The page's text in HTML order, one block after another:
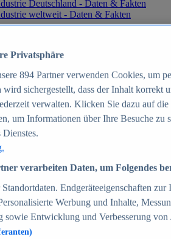
Deutschland - Daten & Fakten
weltweit - Daten & Fakten
Zum Report
- Entwicklung des Umsatzes in
2025
in Deutschland und weltweit
Top-50 Online Shops in
2024
von Online-Zahlungsverfahren in
2024
Warengruppen im Online-Handel in
2025
Privatsphäre
894Partner verwenden Cookies, um
sichergestellt, dass der Inhalt korrekt
verwalten. Klicken Sie dazu auf
um Informationen über Ihre Besuche
Dienstes.
verarbeiten Daten, um Folgendes
Endgeräteeigenschaften
Werbung und Inhalte,
sowie Entwicklung und Verbesserung von